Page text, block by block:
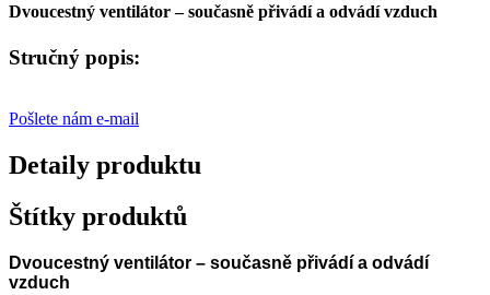
Dvoucestný ventilátor – současně přivádí a odvádí vzduch
Stručný popis:
Pošlete nám e-mail
Detaily produktu
Štítky produktů
Dvoucestný ventilátor – současně přivádí a odvádí
vzduch